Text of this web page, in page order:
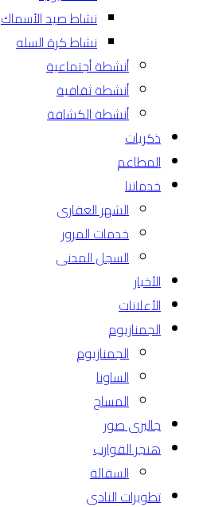
نشاط صيد الأسماك
نشاط كرة السله
أنشطة أجتماعية
أنشطة ثقافية
أنشطة الكشافة
ذكريات
المطاعم
خدماتنا
الشهر العقارى
خدمات المرور
السجل المدنى
الأخبار
الأعلانات
الجمنازيوم
الجمنازيوم
الساونا
المساج
جاليرى صور
هنجر القوارب
السقالة
تطويرات النادى